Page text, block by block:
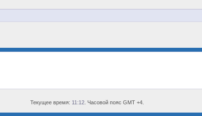
Текущее время: 11:12. Часовой пояс GMT +4.